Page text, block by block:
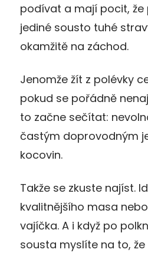
podívat a mají pocit, že
jediné sousto tuhé
okamžitě na záchod.
Jenomže žít z polévky
pokud se pořádně
to začne sečítat:
častým doprovodným
kocovin.
Takže se zkuste najíst.
kvalitnějšího masa
vajíčka. A i když po
sousta myslíte na to,